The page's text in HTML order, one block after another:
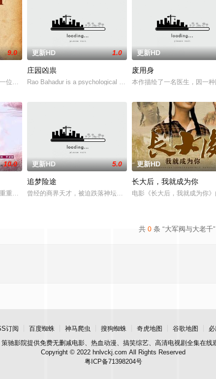
后，被一种突如其来的冲动驱使。回到布宜诺斯艾利
9.0
位小镇女子向疏远的哥哥借了钱，独自一人踏上穿越西德克萨斯州的旅程，
更新HD 1.0
庄园凶祟
Rao Bahadur is a psychological drama set against the b
更新HD
废用身
本作描绘了一名医生，因一
，只有最单纯的坚定，然而，在这个充满意外的年纪，
10.0
重阻力，克服种种困难，组建乐队追求自己的音乐梦想，并走出了困住他的
更新HD 5.0
追梦险途
曾经的商界天才，被迫跌落神坛。被那微不足道的成就麻醉过后他
更新HD
长大后，我就成为你
电影《长大后，我就成为你
共 0 条 “大军阀与大老千
订阅 百度蜘蛛 神马爬虫 搜狗蜘蛛 奇虎地图 谷歌地图
策驰影院提供免费无删减电影、热血动漫、搞笑综艺、高清电视剧全集在线
Copyright © 2022 hnlvckj.com All Rights Reserved
粤ICP备71398204号